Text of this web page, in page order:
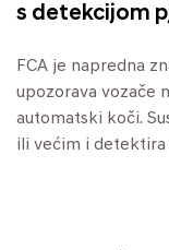
s detekcijom
FCA je napredna
upozorava vozače
automatski koči.
ili većim i detektira